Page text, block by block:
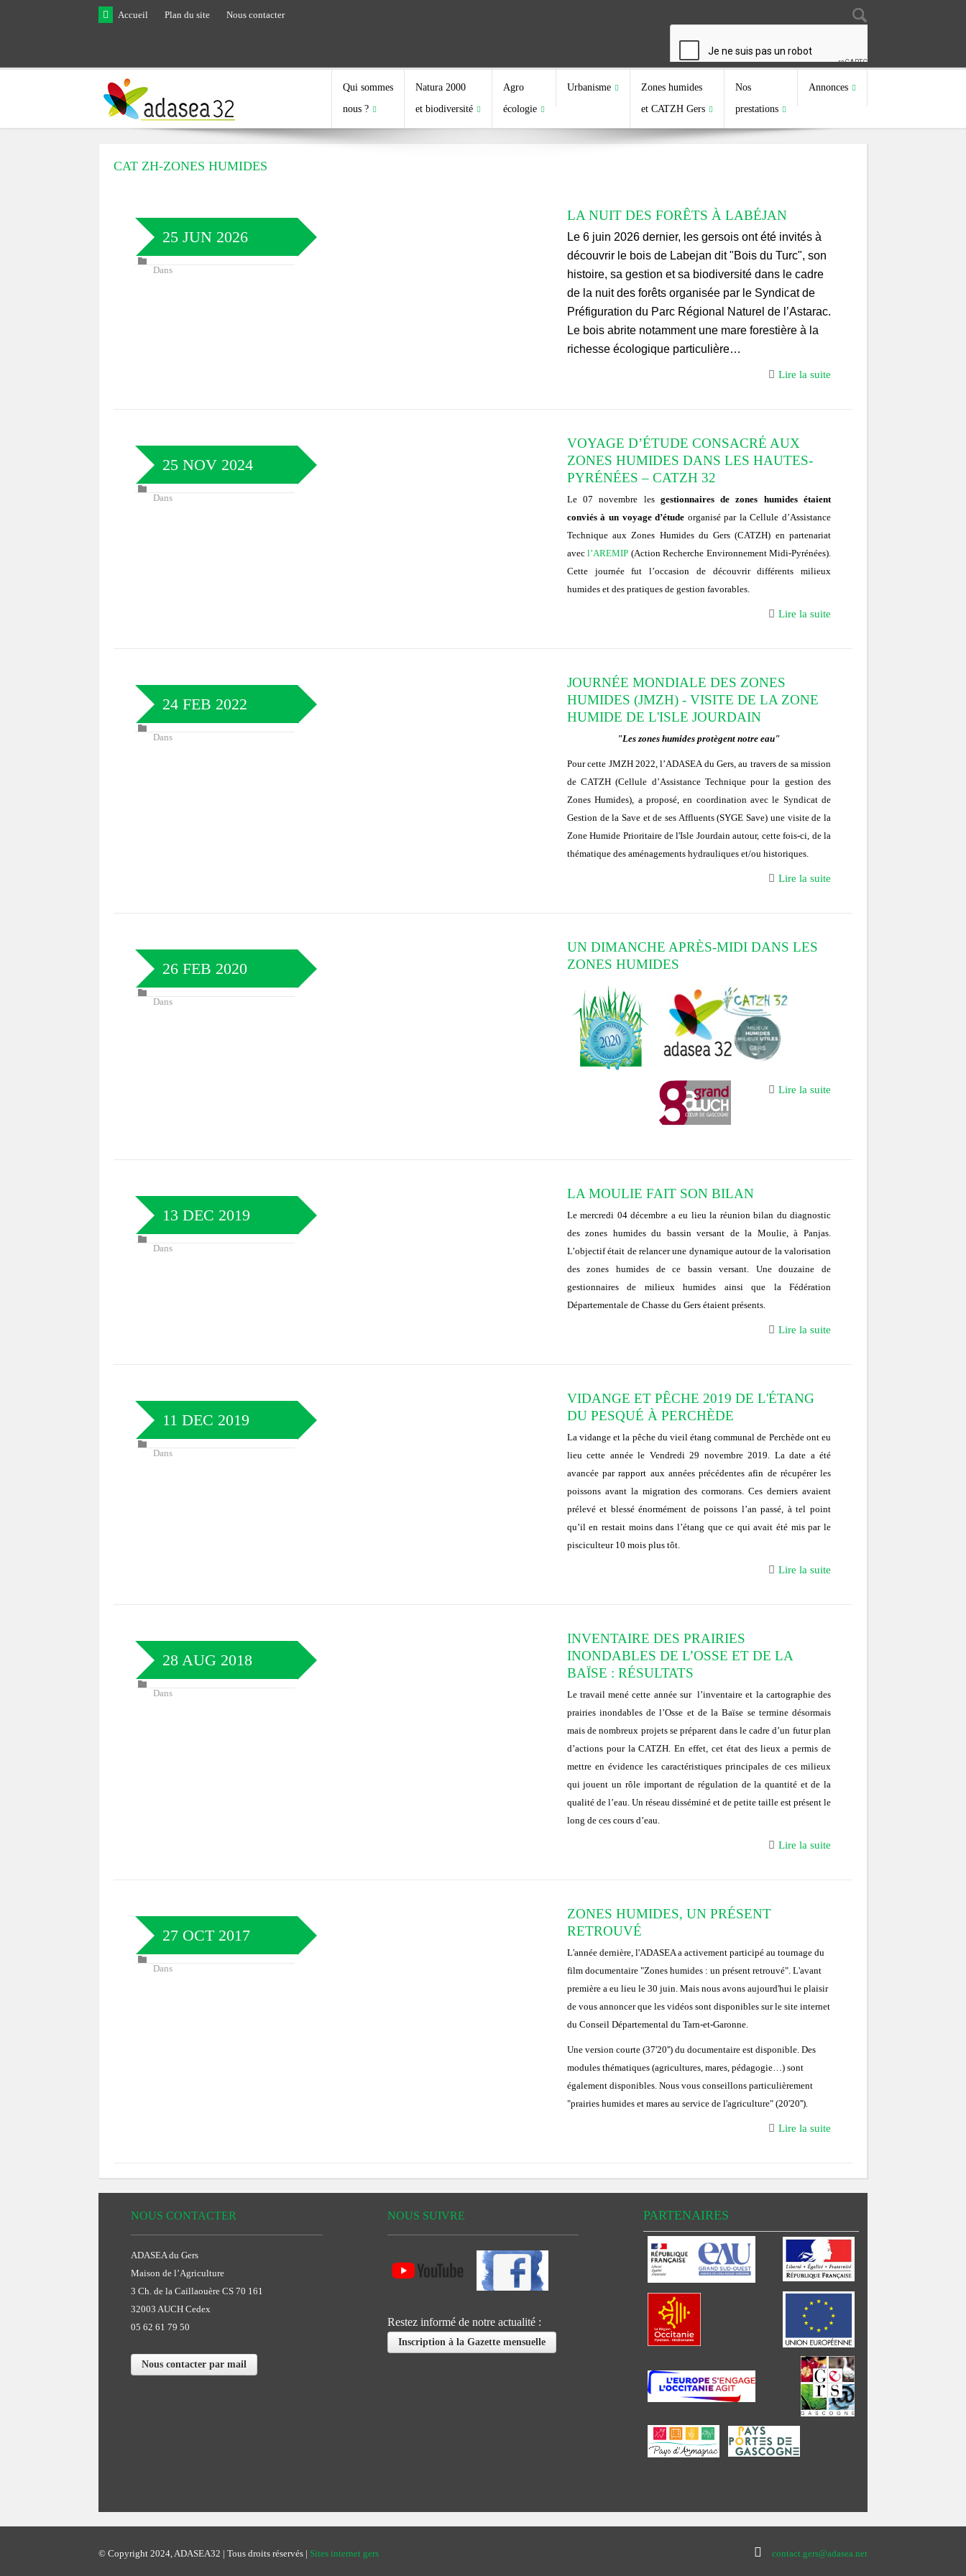
Accueil Plan du site Nous contacter
Search form
Qui sommes
nous ?
Natura 2000
et biodiversité
Agro
écologie
Urbanisme
Zones humides
et CATZH Gers
Nos
prestations
Annonces
CAT ZH-ZONES HUMIDES
25 JUN 2026
Dans
LA NUIT DES FORÊTS À LABÉJAN
Le 6 juin 2026 dernier, les gersois ont été invités à
découvrir le bois de Labejan dit "Bois du Turc", son
histoire, sa gestion et sa biodiversité dans le cadre
de la nuit des forêts organisée par le Syndicat de
Préfiguration du Parc Régional Naturel de l’Astarac.
Le bois abrite notamment une mare forestière à la
richesse écologique particulière…
Lire la suite
25 NOV 2024
Dans
VOYAGE D’ÉTUDE CONSACRÉ AUX
ZONES HUMIDES DANS LES HAUTES-
PYRÉNÉES – CATZH 32
Le 07 novembre les gestionnaires de zones humides étaient
conviés à un voyage d’étude organisé par la Cellule d’Assistance
Technique aux Zones Humides du Gers (CATZH) en partenariat
avecl’AREMIP (Action Recherche Environnement Midi-Pyrénées).
Cette journée fut l’occasion de découvrir différents milieux
humides et des pratiques de gestion favorables.
Lire la suite
24 FEB 2022
Dans
JOURNÉE MONDIALE DES ZONES
HUMIDES (JMZH) - VISITE DE LA ZONE
HUMIDE DE L'ISLE JOURDAIN
"Les zones humides protègent notre eau"
Pour cette JMZH 2022, l’ADASEA du Gers, au travers de sa mission
de CATZH (Cellule d’Assistance Technique pour la gestion des
Zones Humides), a proposé, en coordination avec le Syndicat de
Gestion de la Save et de ses Affluents (SYGE Save) une visite de la
Zone Humide Prioritaire de l'Isle Jourdain autour, cette fois-ci, de la
thématique des aménagements hydrauliques et/ou historiques.
Lire la suite
26 FEB 2020
Dans
UN DIMANCHE APRÈS-MIDI DANS LES
ZONES HUMIDES
Lire la suite
13 DEC 2019
Dans
LA MOULIE FAIT SON BILAN
Le mercredi 04 décembre a eu lieu la réunion bilan du diagnostic
des zones humides du bassin versant de la Moulie, à Panjas.
L’objectif était de relancer une dynamique autour de la valorisation
des zones humides de ce bassin versant. Une douzaine de
gestionnaires de milieux humides ainsi que la Fédération
Départementale de Chasse du Gers étaient présents.
Lire la suite
11 DEC 2019
Dans
VIDANGE ET PÊCHE 2019 DE L'ÉTANG
DU PESQUÉ À PERCHÈDE
La vidange et la pêche du vieil étang communal de Perchède ont eu
lieu cette année le Vendredi 29 novembre 2019. La date a été
avancée par rapport aux années précédentes afin de récupérer les
poissons avant la migration des cormorans. Ces derniers avaient
prélevé et blessé énormément de poissons l’an passé, à tel point
qu’il en restait moins dans l’étang que ce qui avait été mis par le
pisciculteur 10 mois plus tôt.
Lire la suite
28 AUG 2018
Dans
INVENTAIRE DES PRAIRIES
INONDABLES DE L’OSSE ET DE LA
BAÏSE : RÉSULTATS
Le travail mené cette année sur l’inventaire et la cartographie des
prairies inondables de l’Osse et de la Baïse se termine désormais
mais de nombreux projets se préparent dans le cadre d’un futur plan
d’actions pour la CATZH. En effet, cet état des lieux a permis de
mettre en évidence les caractéristiques principales de ces milieux
qui jouent un rôle important de régulation de la quantité et de la
qualité de l’eau. Un réseau disséminé et de petite taille est présent le
long de ces cours d’eau.
Lire la suite
27 OCT 2017
Dans
ZONES HUMIDES, UN PRÉSENT
RETROUVÉ
L'année dernière, l'ADASEA a activement participé au tournage du
film documentaire "Zones humides : un présent retrouvé". L'avant
première a eu lieu le 30 juin. Mais nous avons aujourd'hui le plaisir
de vous annoncer que les vidéos sont disponibles sur le site internet
du Conseil Départemental du Tarn-et-Garonne.
Une version courte (37'20'') du documentaire est disponible. Des
modules thématiques (agricultures, mares, pédagogie…) sont
également disponibles. Nous vous conseillons particulièrement
"prairies humides et mares au service de l'agriculture" (20'20'').
Lire la suite
NOUS CONTACTER
ADASEA du Gers
Maison de l’Agriculture
3 Ch. de la Caillaouère CS 70 161
32003 AUCH Cedex
05 62 61 79 50
Nous contacter par mail
NOUS SUIVRE
Restez informé de notre actualité :
Inscription à la Gazette mensuelle
PARTENAIRES
© Copyright 2024, ADASEA32 | Tous droits réservés | Sites internet gers contact.gers@adasea.net